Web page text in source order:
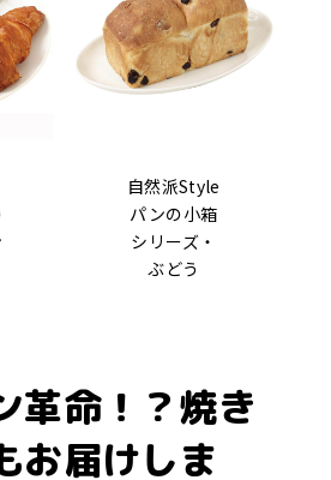
自然派Style
パンの小箱
シリーズ・
ぶどう
革命！？焼き
お届けしま